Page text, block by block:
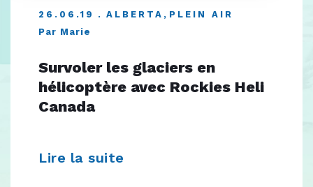
26.06.19 ALBERTA , PLEIN AIR
Par Marie
Survoler les glaciers en
hélicoptère avec Rockies Heli
Canada
Lire la suite